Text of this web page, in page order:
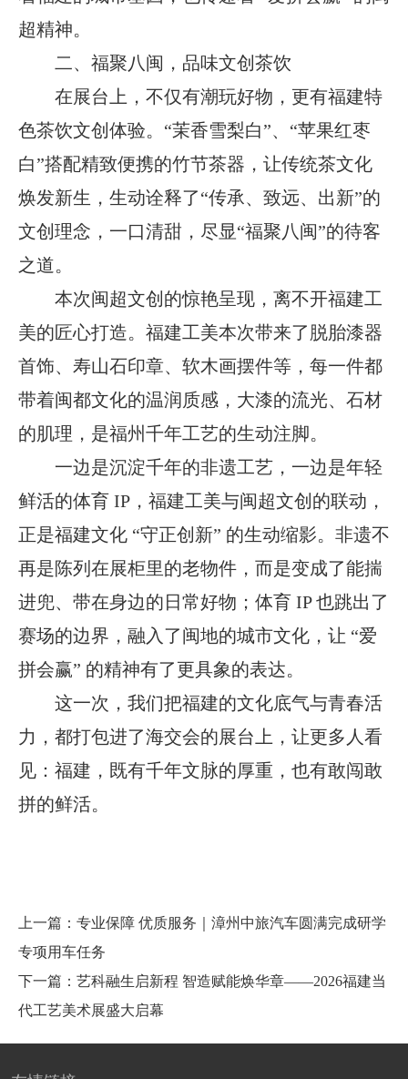
超精神。
二、 福聚八闽，品味文创茶饮
在展台上，不仅有潮玩好物，更有福建特
色茶饮文创体验。 “茉香雪梨白”、“苹果红枣
白”搭配精致便携的竹节茶器，让传统茶文化
焕发新生，生动诠释了“传承、致远、出新”的
文创理念，一口清甜，尽显“福聚八闽”的待客
之道。
本次闽超文创的惊艳呈现，离不开福建工
美的匠心打造。福建工美本次带来了脱胎漆器
首饰、寿山石印章、软木画摆件等，每一件都
带着闽都文化的温润质感，大漆的流光、石材
的肌理，是福州千年工艺的生动注脚。
一边是沉淀千年的非遗工艺，一边是年轻
鲜活的体育 IP，福建工美与闽超文创的联动，
正是福建文化 “守正创新” 的生动缩影。非遗不
再是陈列在展柜里的老物件，而是变成了能揣
进兜、带在身边的日常好物；体育 IP 也跳出了
赛场的边界，融入了闽地的城市文化，让 “爱
拼会赢” 的精神有了更具象的表达。
这一次，我们把福建的文化底气与青春活
力，都打包进了海交会的展台上，让更多人看
见：福建，既有千年文脉的厚重，也有敢闯敢
拼的鲜活。
上一篇：专业保障 优质服务｜漳州中旅汽车圆满完成研学
专项用车任务
下一篇：艺科融生启新程 智造赋能焕华章——2026福建当
代工艺美术展盛大启幕